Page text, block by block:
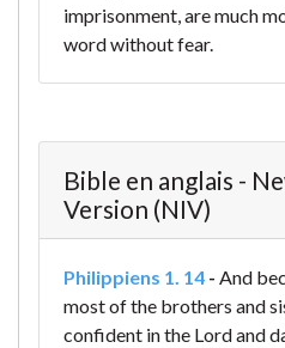
imprisonment, are much
word without fear.
Bible en anglais -
Version (NIV)
Philippiens 1. 14 - And
most of the brothers and
confident in the Lord and